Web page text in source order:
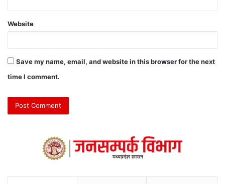
Website
Save my name, email, and website in this browser for the next
time I comment.